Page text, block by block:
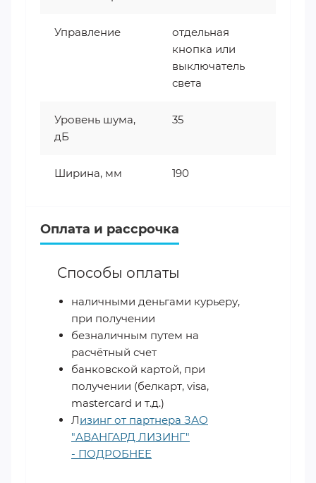
Управление
отдельная
кнопка или
выключатель
света
Уровень шума,
дБ
35
Ширина, мм 190
Оплата и рассрочка
Способы оплаты
наличными деньгами курьеру,
при получении
безналичным путем на
расчётный счет
банковской картой, при
получении (белкарт, visa,
mastercard и т.д.)
Лизинг от партнера ЗАО
"АВАНГАРД ЛИЗИНГ"
- ПОДРОБНЕЕ